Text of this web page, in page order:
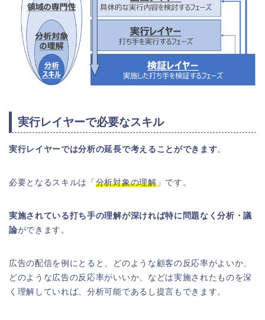
実行レイヤーで必要なスキル
実行レイヤーでは分析の延長で考えることができます。
必要となるスキルは「 分析対象の理解」です。
実施されている打ち手の理解が深ければ特に問題なく分析・議
論ができます。
広告の配信を例にとると、どのような顧客の反応率がよいか、
どのような広告の反応率がいいか、などは実施されたものを深
く理解していれば、分析可能であるし提言もできます。